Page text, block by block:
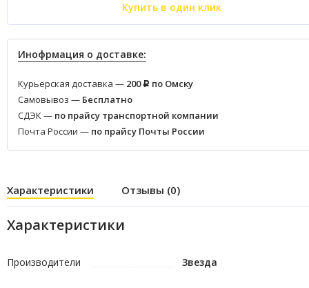
Купить в один клик
Инофрмация о доставке:
Курьерская доставка — 200 Р по Омску
Самовывоз — Бесплатно
СДЭК — по прайсу транспортной компании
Почта России — по прайсу Почты России
Характеристики Отзывы (0)
Характеристики
Производители Звезда